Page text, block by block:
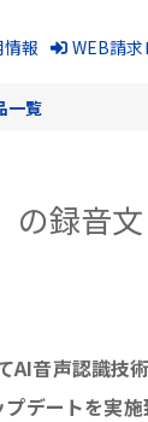
一覧
報 WEB請
の録音文
AI音声認識技
デートを実施